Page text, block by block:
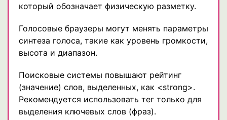
который обозначает физическую разметку.
Голосовые браузеры могут менять параметры
синтеза голоса, такие как уровень громкости,
высота и диапазон.
Поисковые системы повышают рейтинг
(значение) слов, выделенных, как <strong>.
Рекомендуется использовать тег только для
выделения ключевых слов (фраз).